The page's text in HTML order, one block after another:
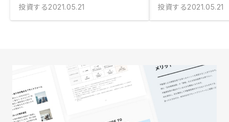
投資する2021.05.21
投資する2021.05.21